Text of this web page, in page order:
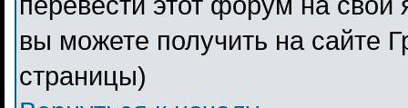
вы можете получить на сайте
страницы)